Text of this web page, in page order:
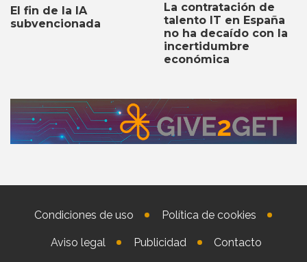
El fin de la IA
subvencionada
La contratación de
talento IT en España
no ha decaído con la
incertidumbre
económica
Condiciones de uso Política de cookies
Aviso legal Publicidad Contacto